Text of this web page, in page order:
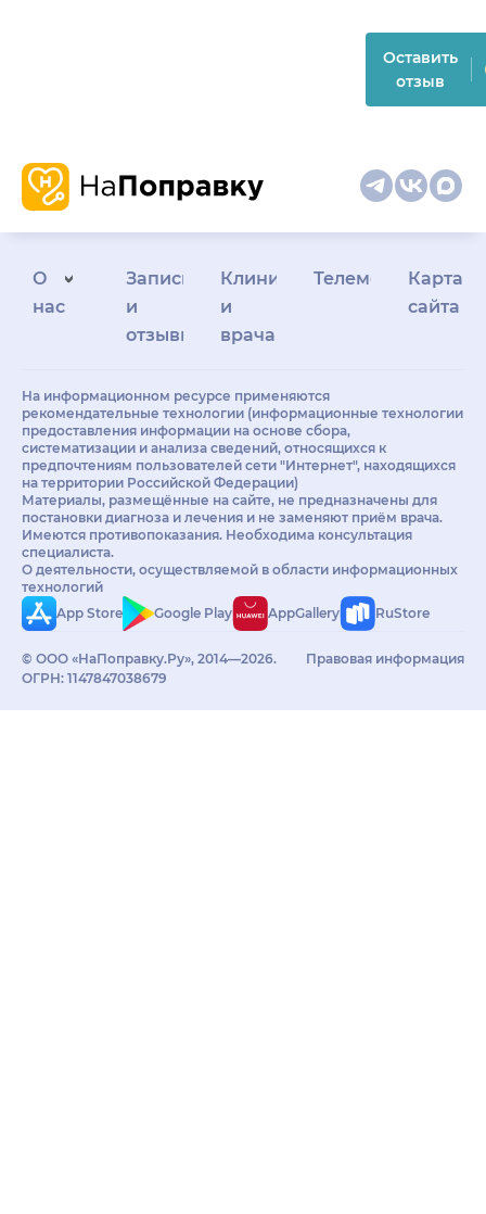
Оставить
отзыв
О
нас
Запись
и
отзывы
Клиникам
и
врачам
Телемедицина
Карта
сайта
На информационном ресурсе применяются
рекомендательные технологии (информационные технологии
предоставления информации на основе сбора,
систематизации и анализа сведений, относящихся к
предпочтениям пользователей сети "Интернет", находящихся
на территории Российской Федерации)
Материалы, размещённые на сайте, не предназначены для
постановки диагноза и лечения и не заменяют приём врача.
Имеются противопоказания. Необходима консультация
специалиста.
О деятельности, осуществляемой в области информационных
технологий
App Store
Google Play AppGallery RuStore
© ООО «НаПоправку.Ру», 2014—2026.
ОГРН: 1147847038679
Правовая информация